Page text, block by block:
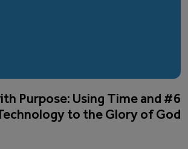
with Purpose: Using Time and
to the Glory of God